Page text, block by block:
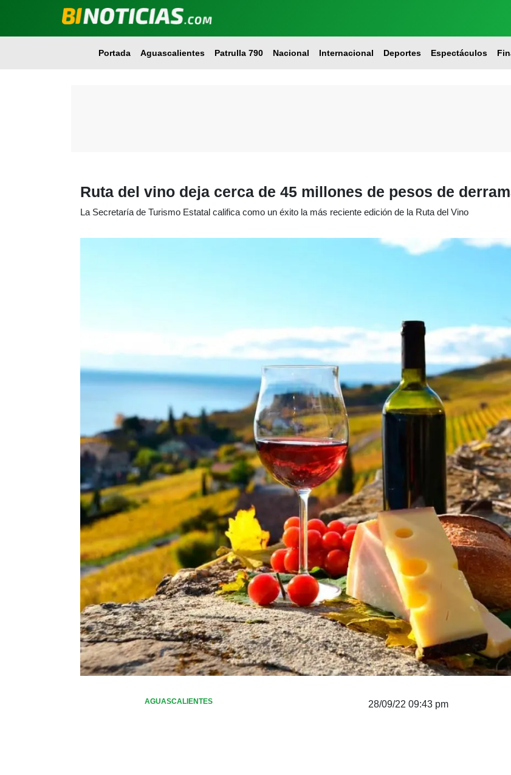
Portada Aguascalientes Patrulla 790 Nacional Internacional Deportes Espectáculos
Ruta del vino deja cerca de 45 millones de pesos de
La Secretaría de Turismo Estatal califica como un éxito la más reciente edición de la Ruta del Vino
AGUASCALIENTES 28/09/22 09:43 pm